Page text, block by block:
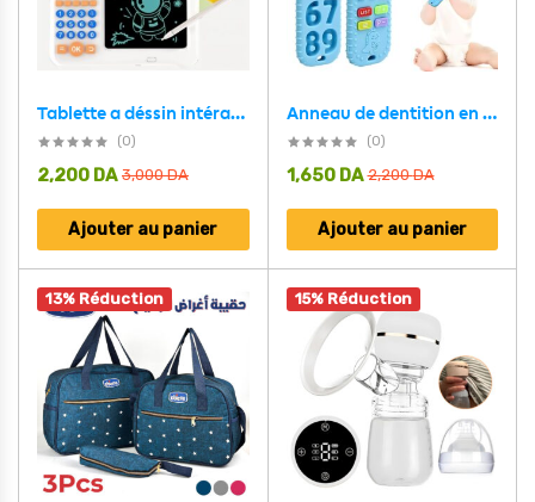
Tablette a déssin intéractive et calculatrice éducative pour enfants
(0)
3,000DA
2,200 DA
Ajouter au panier
Anneau de dentition en Silicone en forme de télécommande – عضاضة اطفال من سيليكون على شكل جهاز تحكم
(0)
2,200DA
1,650 DA
Ajouter au panier
13% Réduction 15% Réduction